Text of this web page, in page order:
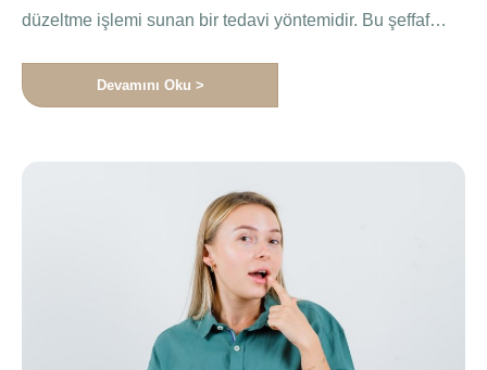
düzeltme işlemi sunan bir tedavi yöntemidir. Bu şeffaf
Devamını Oku >